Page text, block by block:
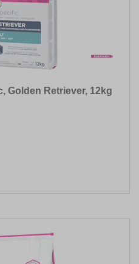
Golden Retriever, 12kg